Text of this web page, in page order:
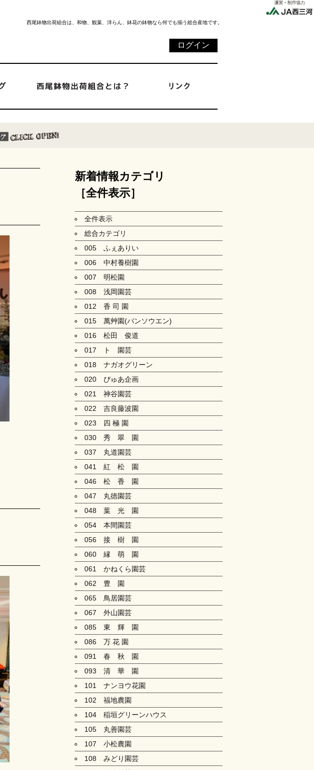
西尾鉢物出荷組合は、和物、観葉、洋らん、鉢花の鉢物なら何でも揃う総合産地です。
ログイン
新着情報カテゴリ
［全件表示］
全件表示
総合カテゴリ
005 ふぇありい
006 中村養樹園
007 明松園
008 浅岡園芸
012 香 司 園
015 萬艸園(バンソウエン)
016 松田 俊道
017 ト 園芸
018 ナガオグリーン
020 ぴゅあ企画
021 神谷園芸
022 吉良藤波園
023 四 極 園
030 秀 翠 園
037 丸道園芸
041 紅 松 園
046 松 香 園
047 丸徳園芸
048 葉 光 園
054 本間園芸
056 接 樹 園
060 縁 萌 園
061 かねくら園芸
062 豊 園
065 鳥居園芸
067 外山園芸
085 東 輝 園
086 万 花 園
091 春 秋 園
093 清 華 園
101 ナンヨウ花園
102 福地農園
104 稲垣グリーンハウス
105 丸善園芸
107 小松農園
108 みどり園芸